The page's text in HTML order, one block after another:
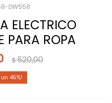
DW558
ELECTRICO
PARA ROPA
$520,00
45